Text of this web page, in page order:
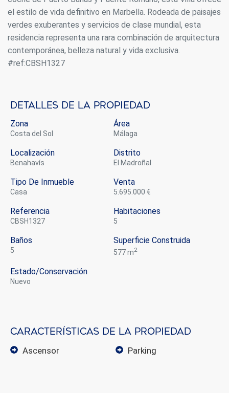
el estilo de vida definitivo en Marbella. Rodeada de paisajes
verdes exuberantes y servicios de clase mundial, esta
residencia representa una rara combinación de arquitectura
contemporánea, belleza natural y vida exclusiva.
#ref:CBSH1327
Detalles de la propiedad
Zona
Costa del Sol
Área
Málaga
Localización
Benahavís
Distrito
El Madroñal
Tipo De Inmueble
casa
Venta
5.695.000 €
Referencia
CBSH1327
Habitaciones
5
Baños
5
Superficie Construida
577 m2
Estado/conservación
nuevo
Características de la propiedad
ascensor parking